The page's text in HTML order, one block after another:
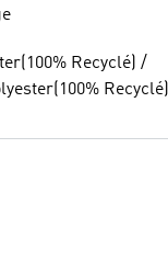
Recyclé) /
Recyclé)